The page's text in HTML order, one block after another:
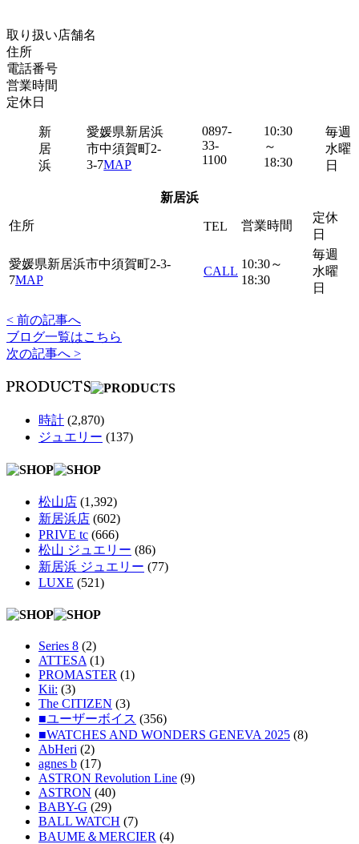
取り扱い店舗名
住所
電話番号
営業時間
定休日
新
居
浜
愛媛県新居浜
市中須賀町2-
3-7MAP
0897-
33-
1100
10:30
～
18:30
毎週
水曜
日
新居浜
住所 TEL 営業時間
定休
日
愛媛県新居浜市中須賀町2-3-
7MAP
CALL
10:30～
18:30
毎週
水曜
日
< 前の記事へ
ブログ一覧はこちら
次の記事へ >
時計 (2,870)
ジュエリー (137)
松山店 (1,392)
新居浜店 (602)
PRIVE tc (666)
松山 ジュエリー (86)
新居浜 ジュエリー (77)
LUXE (521)
Series 8 (2)
ATTESA (1)
PROMASTER (1)
Kii: (3)
The CITIZEN (3)
■ユーザーボイス (356)
■WATCHES AND WONDERS GENEVA 2025 (8)
AbHeri (2)
agnes b (17)
ASTRON Revolution Line (9)
ASTRON (40)
BABY-G (29)
BALL WATCH (7)
BAUME＆MERCIER (4)